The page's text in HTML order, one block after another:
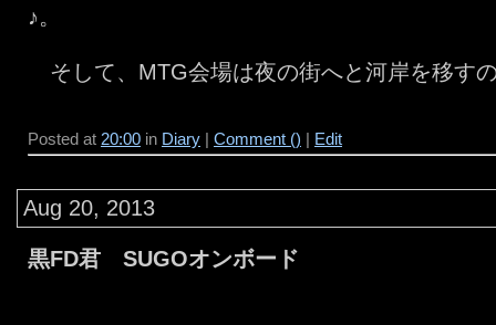
♪。
そして、MTG会場は夜の街へと河岸を移す
Posted at 20:00 in Diary | Comment () | Edit
Aug 20, 2013
黒FD君 SUGOオンボード